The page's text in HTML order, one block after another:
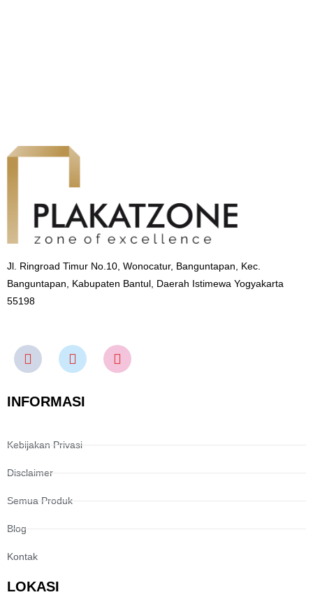
Jl. Ringroad Timur No.10, Wonocatur, Banguntapan, Kec.
Banguntapan, Kabupaten Bantul, Daerah Istimewa Yogyakarta
55198
INFORMASI
Kebijakan Privasi
Disclaimer
Semua Produk
Blog
Kontak
LOKASI